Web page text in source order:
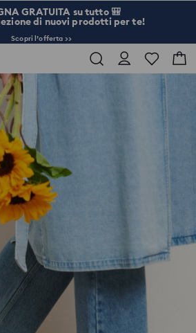
GRATUITA su tutto 🎒
di nuovi prodotti per te!
Scopri l’offerta >>
accessori